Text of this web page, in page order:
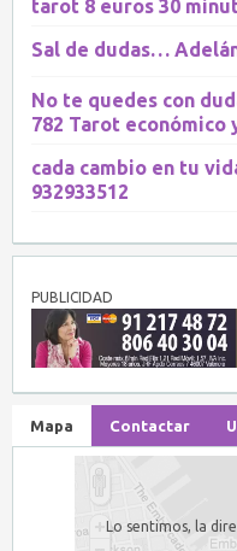
tarot 8 euros 30
Sal de dudas…
No te quedes con
782 Tarot económico
cada cambio en tu
932933512
PUBLICIDAD
Mapa Contactar
Lo sentimos, la